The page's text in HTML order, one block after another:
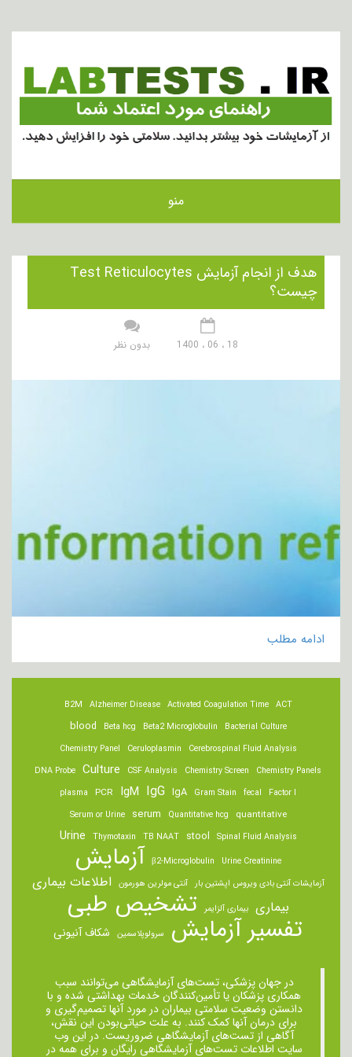
منو
هدف از انجام آزمایش Test Reticulocytes
چیست؟
18 ، 06 ، 1400 بدون نظر
ادامه مطلب
ACT
Activated Coagulation Time
Alzheimer Disease
B2M
Bacterial Culture
Beta2 Microglobulin
Beta hcg
blood
Cerebrospinal Fluid Analysis
Ceruloplasmin
Chemistry Panel
Chemistry Panels
Chemistry Screen
CSF Analysis
Culture
DNA Probe
Factor I
fecal
Gram Stain
IgA
IgG
IgM
PCR
plasma
quantitative
Quantitative hcg
serum
Serum or Urine
Spinal Fluid Analysis
stool
TB NAAT
Thymotaxin
Urine
Urine Creatinine
β2-Microglobulin آزمایش
آزمایشات آنتی بادی ویروس اپشتین بار آنتی مولرین هورمون اطلاعات بیماری
بیماری بیماری آلزایمر تشخیص طبی
تفسیر آزمایش سرولوپلاسمین شکاف آنیونی
در جهان پزشکی، تست‌های آزمایشگاهی می‌توانند سبب
همکاری پزشکان یا تأمین‌کنندگان خدمات بهداشتی شده و با
دانستن وضعیت سلامتی بیماران در مورد آنها تصمیم‌گیری و
برای درمان ‌آنها کمک کنند. به علت حیاتی‌بودن این نقش،
آگاهی از تست‌های آزمایشگاهی ضروریست. در این وب
سایت اطلاعات تست‌های آزمایشگاهی رایگان و برای همه در